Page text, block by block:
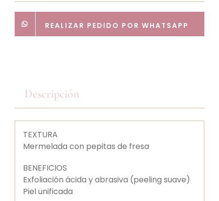
REALIZAR PEDIDO POR WHATSAPP
Descripción
TEXTURA
Mermelada con pepitas de fresa
BENEFICIOS
Exfoliación ácida y abrasiva (peeling suave)
Piel unificada